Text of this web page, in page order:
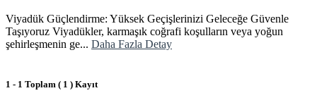
Viyadük Güçlendirme: Yüksek Geçişlerinizi Geleceğe Güvenle
Taşıyoruz Viyadükler, karmaşık coğrafi koşulların veya yoğun
şehirleşmenin ge... Daha Fazla Detay
1 - 1 Toplam ( 1 ) Kayıt